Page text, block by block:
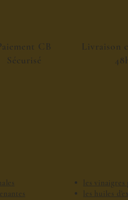
CB
Sécurisé
Livraison
les vinaigres
les huiles